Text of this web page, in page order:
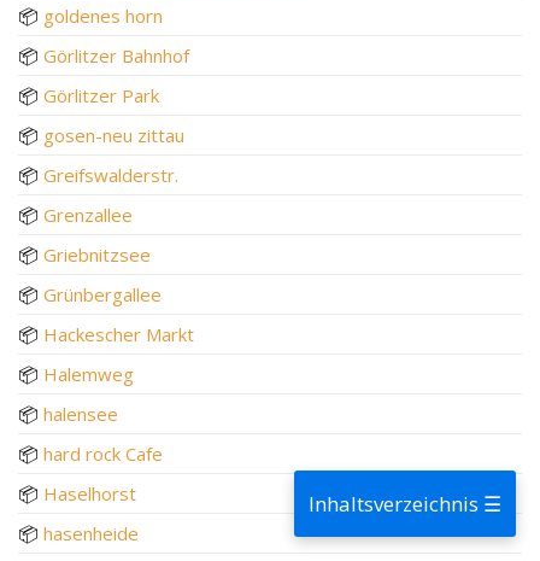
📦 goldenes horn
📦 Görlitzer Bahnhof
📦 Görlitzer Park
📦 gosen-neu zittau
📦 Greifswalderstr.
📦 Grenzallee
📦 Griebnitzsee
📦 Grünbergallee
📦 Hackescher Markt
📦 Halemweg
📦 halensee
📦 hard rock Cafe
📦 Haselhorst
📦 hasenheide
Inhaltsverzeichnis ☰